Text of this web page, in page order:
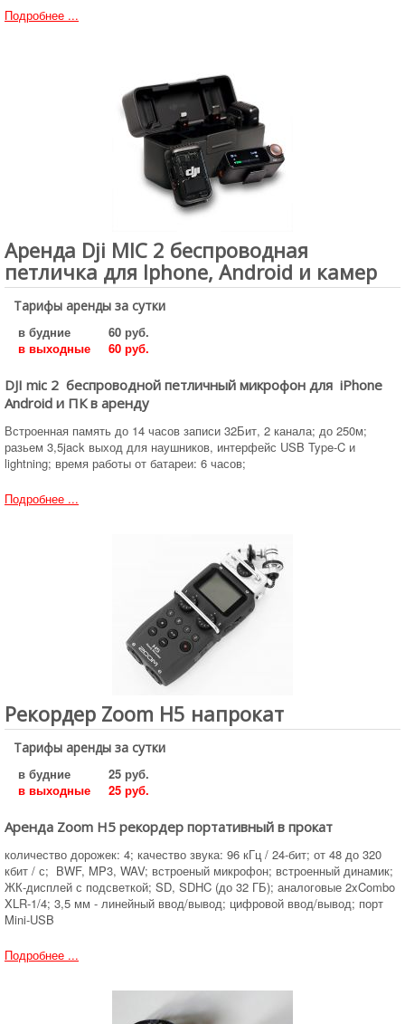
Подробнее ...
Аренда Dji MIC 2 беспроводная
петличка для Iphone, Android и камер
Тарифы аренды за сутки
в будние
60 руб.
в выходные
60 руб.
DJI mic 2 беспроводной петличный микрофон для iPhone
Android и ПК в аренду
Встроенная память до 14 часов записи 32Бит, 2 канала; до 250м;
разьем 3,5jack выход для наушников, интерфейс USB Type-C и
lightning; время работы от батареи: 6 часов;
Подробнее ...
Рекордер Zoom H5 напрокат
Тарифы аренды за сутки
в будние
25 руб.
в выходные
25 руб.
Аренда Zoom H5 рекордер портативный в прокат
количество дорожек: 4; качество звука: 96 кГц / 24-бит; от 48 до 320
кбит / с; BWF, MP3, WAV; встроеный микрофон; встроенный динамик;
ЖК-дисплей с подсветкой; SD, SDHC (до 32 ГБ); аналоговые 2xCombo
XLR-1/4; 3,5 мм - линейный ввод/вывод; цифровой ввод/вывод; порт
Mini-USB
Подробнее ...